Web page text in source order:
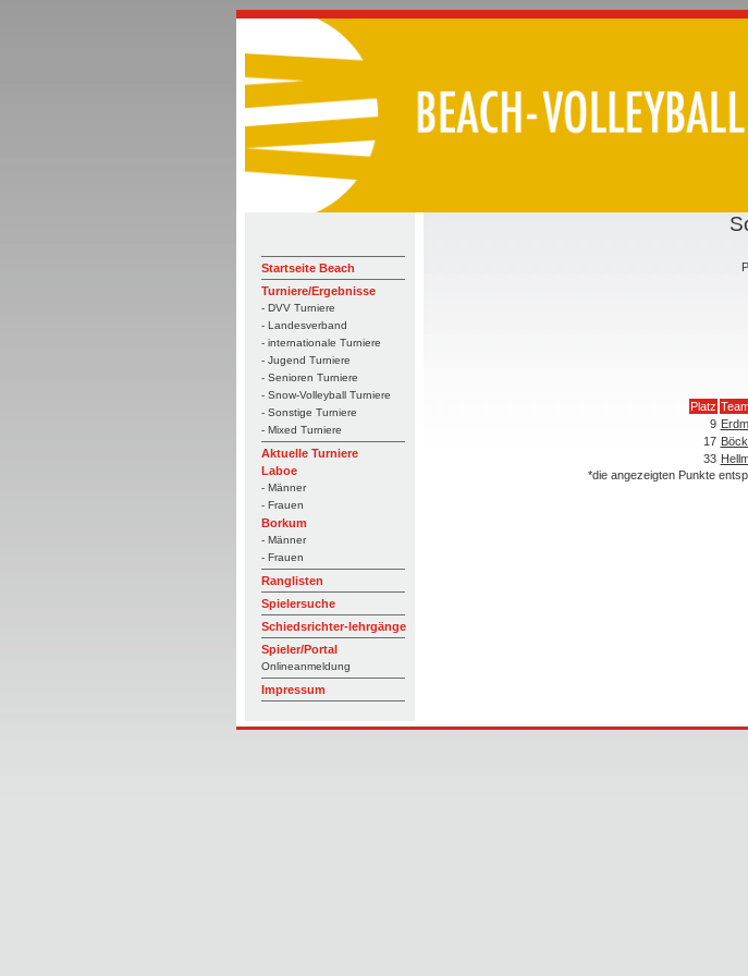
Startseite Beach
Turniere/Ergebnisse
- DVV Turniere
- Landesverband
- internationale Turniere
- Jugend Turniere
- Senioren Turniere
- Snow-Volleyball Turniere
- Sonstige Turniere
- Mixed Turniere
Aktuelle Turniere
Laboe
- Männer
- Frauen
Borkum
- Männer
- Frauen
Ranglisten
Spielersuche
Schiedsrichter-lehrgänge
Spieler/Portal
Onlineanmeldung
Impressum
Platz
9
17
33
*die angezeigten Punkte